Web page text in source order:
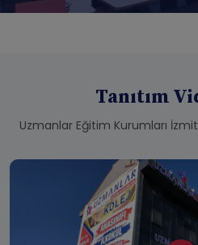
Tanıtım
Uzmanlar Eğitim Kurumları